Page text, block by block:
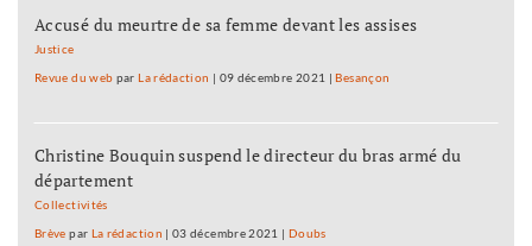
Accusé du meurtre de sa femme devant les assises
Justice
Revue du web parLa rédaction | 09 décembre 2021 |Besançon
Christine Bouquin suspend le directeur du bras armé du
département
Collectivités
Brève par La rédaction |03 décembre 2021 | Doubs